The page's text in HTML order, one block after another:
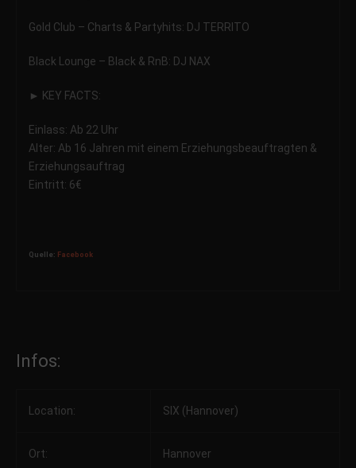
Gold Club – Charts & Partyhits: DJ TERRITO
Black Lounge – Black & RnB: DJ NAX
► KEY FACTS:
Einlass: Ab 22 Uhr
Alter: Ab 16 Jahren mit einem Erziehungsbeauftragten &
Erziehungsauftrag
Eintritt: 6€
Quelle: Facebook
Infos:
Location: SIX (Hannover)
Ort: Hannover